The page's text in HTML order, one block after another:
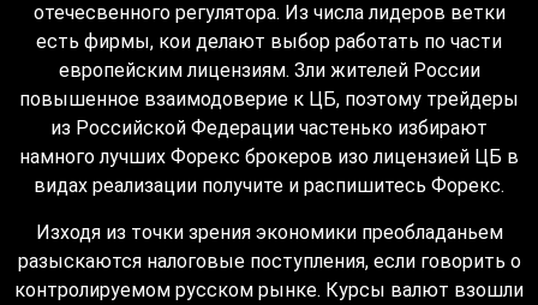
отечесвенного регулятора. Из числа лидеров ветки
есть фирмы, кои делают выбор работать по части
европейским лицензиям. Зли жителей России
повышенное взаимодоверие к ЦБ, поэтому трейдеры
из Российской Федерации частенько избирают
намного лучших Форекс брокеров изо лицензией ЦБ в
видах реализации получите и распишитесь Форекс.
Изходя из точки зрения экономики преобладаньем
разыскаются налоговые поступления, если говорить о
контролируемом русском рынке. Курсы валют взошли